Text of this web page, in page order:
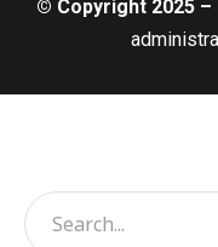
© Copyright 2025 –